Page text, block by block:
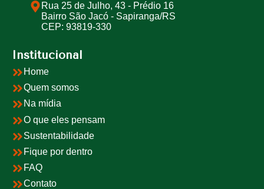
Rua 25 de Julho, 43 - Prédio 16
Bairro São Jacó - Sapiranga/RS
CEP: 93819-330
Institucional
Home
Quem somos
Na mídia
O que eles pensam
Sustentabilidade
Fique por dentro
FAQ
Contato